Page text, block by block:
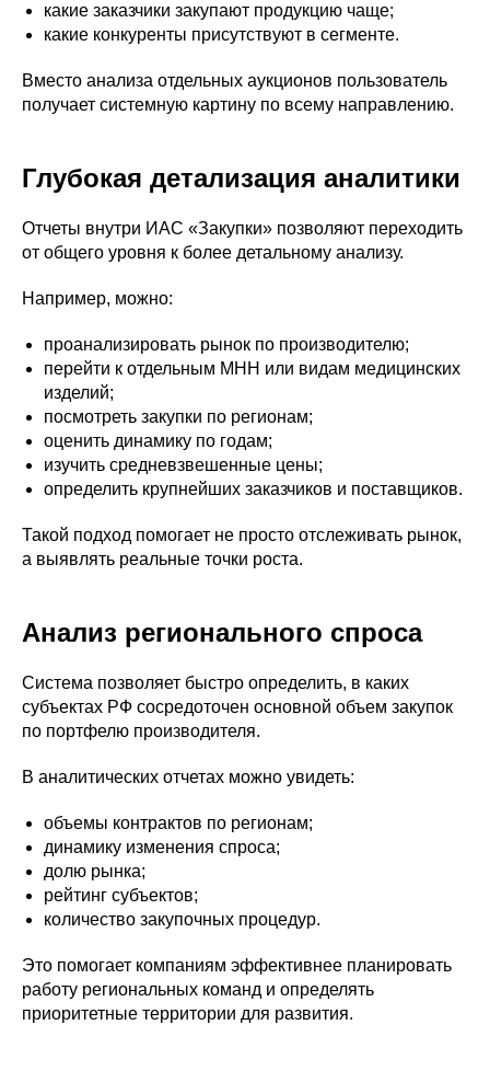
какие заказчики закупают продукцию чаще;
какие конкуренты присутствуют в сегменте.
Вместо анализа отдельных аукционов пользователь
получает системную картину по всему направлению.
Глубокая детализация аналитики
Отчеты внутри ИАС «Закупки» позволяют переходить
от общего уровня к более детальному анализу.
Например, можно:
проанализировать рынок по производителю;
перейти к отдельным МНН или видам медицинских
изделий;
посмотреть закупки по регионам;
оценить динамику по годам;
изучить средневзвешенные цены;
определить крупнейших заказчиков и поставщиков.
Такой подход помогает не просто отслеживать рынок,
а выявлять реальные точки роста.
Анализ регионального спроса
Система позволяет быстро определить, в каких
субъектах РФ сосредоточен основной объем закупок
по портфелю производителя.
В аналитических отчетах можно увидеть:
объемы контрактов по регионам;
динамику изменения спроса;
долю рынка;
рейтинг субъектов;
количество закупочных процедур.
Это помогает компаниям эффективнее планировать
работу региональных команд и определять
приоритетные территории для развития.